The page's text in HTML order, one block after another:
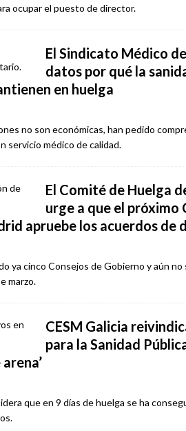
ocupar el puesto de director.
El Sindicato Médico
datos por qué la
en huelga
no son económicas, han pedido
servicio médico de calidad.
El Comité de Huelga
urge a que el próximo
apruebe los acuerdos de
ya cinco Consejos de Gobierno y aún no
marzo.
CESM Galicia
para la Sanidad
que en 9 días de huelga se ha